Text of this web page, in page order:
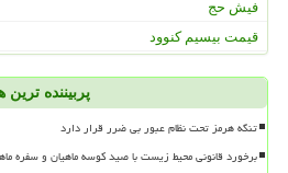
فیش حج
قیمت بیسیم کنوود
پربیننده ترین
تنگه هرمز تحت نظام عبور بی ضرر قرار دارد
برخورد قانونی محیط زیست با صید کوسه ماهیان و سفره